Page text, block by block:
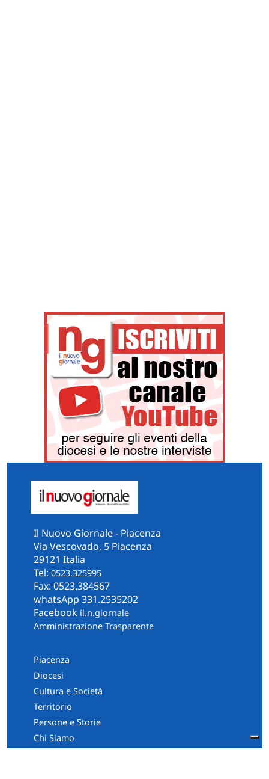
Il Nuovo Giornale - Piacenza
Via Vescovado, 5 Piacenza
29121 Italia
Tel: 0523.325995
Fax: 0523.384567
whatsApp 331.2535202
Facebook il.n.giornale
Amministrazione Trasparente
Piacenza
Diocesi
Cultura e Società
Territorio
Persone e Storie
Chi Siamo